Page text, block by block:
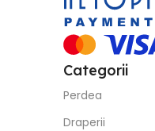
Categorii
Perdea
Draperii